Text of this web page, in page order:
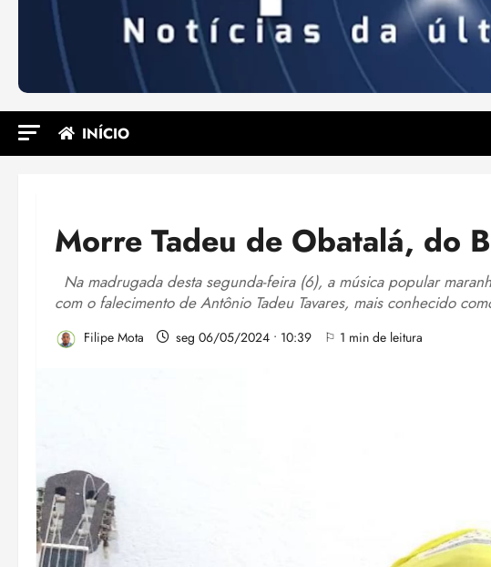
INÍCIO
Morre Tadeu de Obatalá, do
Na madrugada desta segunda-feira (6), a música popular
com o falecimento de Antônio Tadeu Tavares, mais conhecido
Filipe Mota seg 06/05/2024 • 10:39 ⚐ 1 min de leitura